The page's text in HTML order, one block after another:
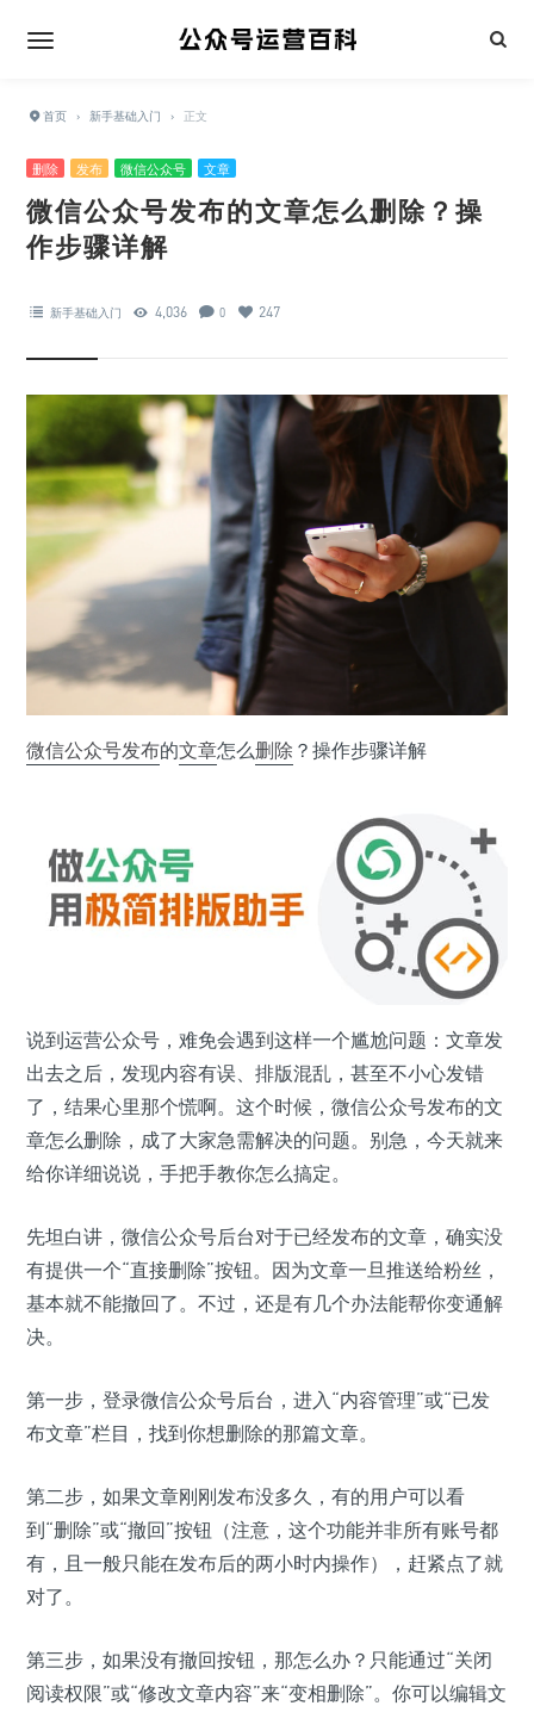
首页 › 新手基础入门 › 正文
删除 发布 微信公众号 文章
微信公众号发布的文章怎么删除？操
作步骤详解
新手基础入门 4,036 0 247
微信公众号发布的文章怎么删除 ？操作步骤详解
说到运营公众号，难免会遇到这样一个尴尬问题：文章发
出去之后，发现内容有误、排版混乱，甚至不小心发错
了，结果心里那个慌啊。这个时候，微信公众号发布的文
章怎么删除，成了大家急需解决的问题。别急，今天就来
给你详细说说，手把手教你怎么搞定。
先坦白讲，微信公众号后台对于已经发布的文章，确实没
有提供一个“直接删除”按钮。因为文章一旦推送给粉丝，
基本就不能撤回了。不过，还是有几个办法能帮你变通解
决。
第一步，登录微信公众号后台，进入“内容管理”或“已发
布文章”栏目，找到你想删除的那篇文章。
第二步，如果文章刚刚发布没多久，有的用户可以看
到“删除”或“撤回”按钮（注意，这个功能并非所有账号都
有，且一般只能在发布后的两小时内操作），赶紧点了就
对了。
第三步，如果没有撤回按钮，那怎么办？只能通过“关闭
阅读权限”或“修改文章内容”来“变相删除”。你可以编辑文